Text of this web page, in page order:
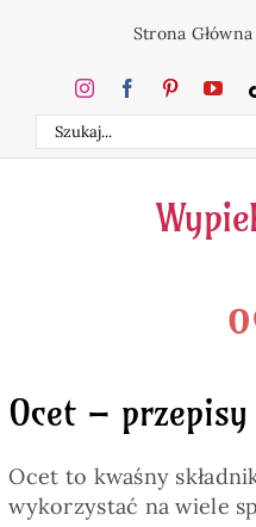
zawartości
Strona Główna
Szukaj
Ocet –
Ocet to kwaśny
wykorzystać na wiele